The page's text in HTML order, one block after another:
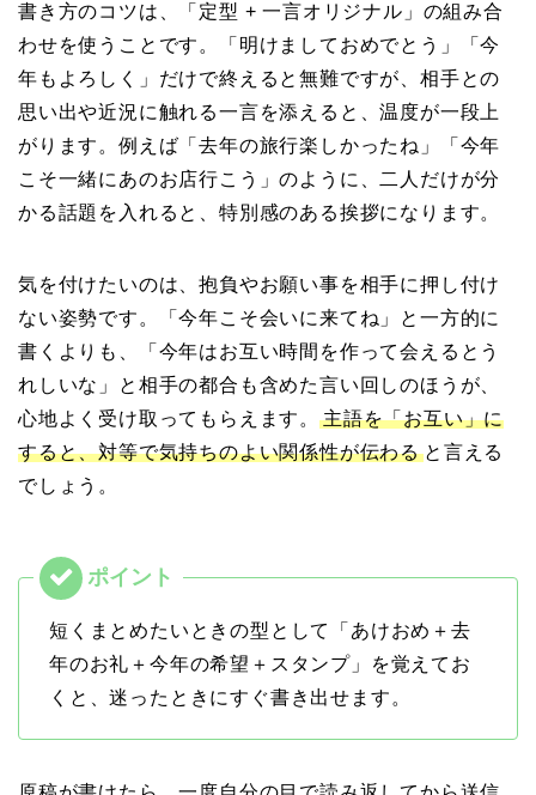
書き方のコツは、「定型 + 一言オリジナル」の組み合
わせを使うことです。「明けましておめでとう」「今
年もよろしく」だけで終えると無難ですが、相手との
思い出や近況に触れる一言を添えると、温度が一段上
がります。例えば「去年の旅行楽しかったね」「今年
こそ一緒にあのお店行こう」のように、二人だけが分
かる話題を入れると、特別感のある挨拶になります。
気を付けたいのは、抱負やお願い事を相手に押し付け
ない姿勢です。「今年こそ会いに来てね」と一方的に
書くよりも、「今年はお互い時間を作って会えるとう
れしいな」と相手の都合も含めた言い回しのほうが、
心地よく受け取ってもらえます。
主語を「お互い」に
すると、対等で気持ちのよい関係性が伝わる と言える
でしょう。
短くまとめたいときの型として「あけおめ＋去
年のお礼＋今年の希望＋スタンプ」を覚えてお
くと、迷ったときにすぐ書き出せます。